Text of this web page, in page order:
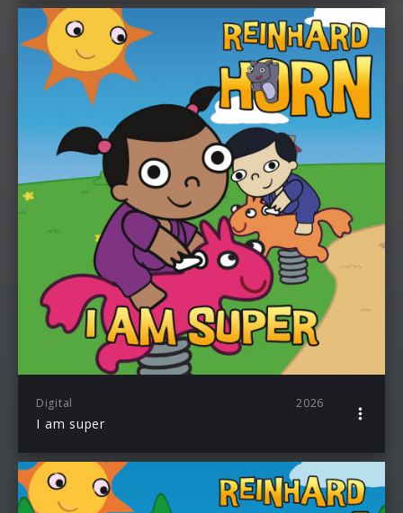
Digital 2026
I am super